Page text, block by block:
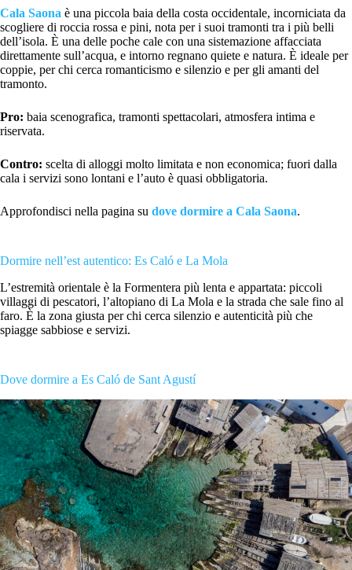
Cala Saona è una piccola baia della costa occidentale, incorniciata da
scogliere di roccia rossa e pini, nota per i suoi tramonti tra i più belli
dell’isola. È una delle poche cale con una sistemazione affacciata
direttamente sull’acqua, e intorno regnano quiete e natura. È ideale per
coppie, per chi cerca romanticismo e silenzio e per gli amanti del
tramonto.
Pro: baia scenografica, tramonti spettacolari, atmosfera intima e
riservata.
Contro: scelta di alloggi molto limitata e non economica; fuori dalla
cala i servizi sono lontani e l’auto è quasi obbligatoria.
Approfondisci nella pagina su dove dormire a Cala Saona.
Dormire nell’est autentico: Es Caló e La Mola
L’estremità orientale è la Formentera più lenta e appartata: piccoli
villaggi di pescatori, l’altopiano di La Mola e la strada che sale fino al
faro. È la zona giusta per chi cerca silenzio e autenticità più che
spiagge sabbiose e servizi.
Dove dormire a Es Caló de Sant Agustí